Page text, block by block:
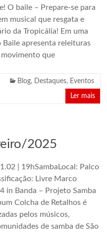
O baile – Prepare-se para
musical que resgata e
da Tropicália! Em uma
Baile apresenta releituras
movimento que
Blog, Destaques, Eventos
Ler mais
2025
| 19hSambaLocal: Palco
Livre Marco
in Banda – Projeto Samba
Colcha de Retalhos é
pelos músicos,
de samba de São